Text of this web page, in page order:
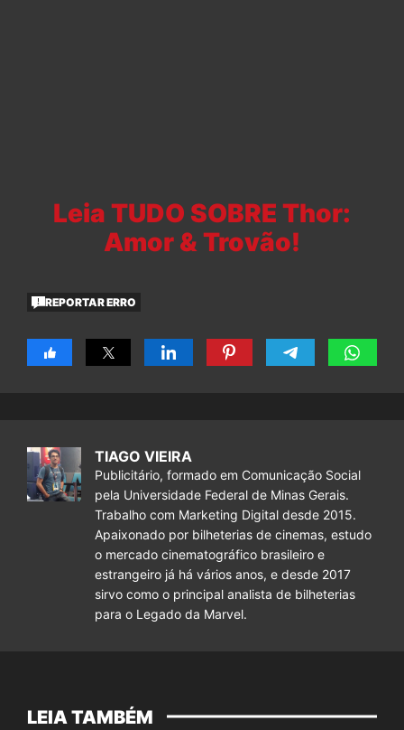
Leia TUDO SOBRE Thor:
Amor & Trovão!
REPORTAR ERRO
TIAGO VIEIRA
Publicitário, formado em Comunicação Social
pela Universidade Federal de Minas Gerais.
Trabalho com Marketing Digital desde 2015.
Apaixonado por bilheterias de cinemas, estudo
o mercado cinematográfico brasileiro e
estrangeiro já há vários anos, e desde 2017
sirvo como o principal analista de bilheterias
para o Legado da Marvel.
LEIA TAMBÉM